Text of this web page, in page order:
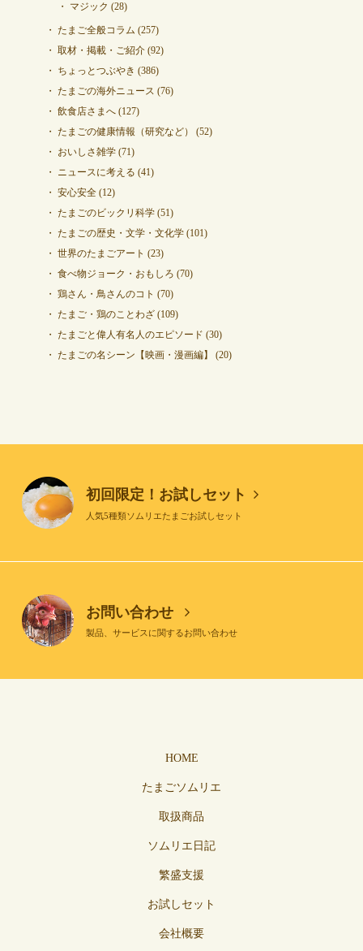
マジック (28)
たまご全般コラム (257)
取材・掲載・ご紹介(92)
ちょっとつぶやき (386)
たまごの海外ニュース (76)
飲食店さまへ(127)
たまごの健康情報（研究など）
(52)
おいしさ雑学(71)
ニュースに考える (41)
安心安全(12)
たまごのビックリ科学(51)
たまごの歴史・文学・文化学(101)
世界のたまごアート (23)
食べ物ジョーク・おもしろ (70)
鶏さん・鳥さんのコト (70)
たまご・鶏のことわざ(109)
たまごと偉人有名人のエピソード (30)
たまごの名シーン【映画・漫画編】
(20)
初回限定！お試しセット
人気5種類ソムリエたまごお試しセット
お問い合わせ
製品、サービスに関するお問い合わせ
HOME
たまごソムリエ
取扱商品
ソムリエ日記
繁盛支援
お試しセット
会社概要